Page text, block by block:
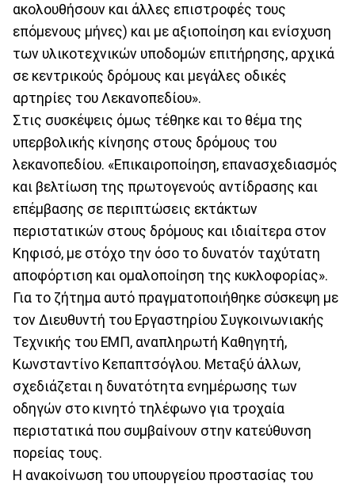
ακολουθήσουν και άλλες επιστροφές τους
επόμενους μήνες) και με αξιοποίηση και ενίσχυση
των υλικοτεχνικών υποδομών επιτήρησης, αρχικά
σε κεντρικούς δρόμους και μεγάλες οδικές
αρτηρίες του Λεκανοπεδίου».
Στις συσκέψεις όμως τέθηκε και το θέμα της
υπερβολικής κίνησης στους δρόμους του
λεκανοπεδίου. «Επικαιροποίηση, επανασχεδιασμός
και βελτίωση της πρωτογενούς αντίδρασης και
επέμβασης σε περιπτώσεις εκτάκτων
περιστατικών στους δρόμους και ιδιαίτερα στον
Κηφισό, με στόχο την όσο το δυνατόν ταχύτατη
αποφόρτιση και ομαλοποίηση της κυκλοφορίας».
Για το ζήτημα αυτό πραγματοποιήθηκε σύσκεψη με
τον Διευθυντή του Εργαστηρίου Συγκοινωνιακής
Τεχνικής του ΕΜΠ, αναπληρωτή Καθηγητή,
Κωνσταντίνο Κεπαπτσόγλου. Μεταξύ άλλων,
σχεδιάζεται η δυνατότητα ενημέρωσης των
οδηγών στο κινητό τηλέφωνο για τροχαία
περιστατικά που συμβαίνουν στην κατεύθυνση
πορείας τους.
Η ανακοίνωση του υπουργείου προστασίας του